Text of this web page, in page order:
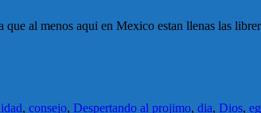
al menos aqui en Mexico estan llenas las
, consejo, Despertando al projimo, dia, Dios,